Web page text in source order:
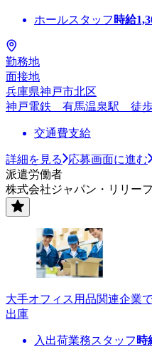
ホールスタッフ 時給
勤務地
面接地
兵庫県神戸市北区
神戸電鉄 有馬温泉駅 徒
交通費支給
詳細を見る
応募画面に進む
派遣労働者
株式会社ジャパン・リリー
大手オフィス用品関連企業
出庫
入出荷業務スタッフ 時